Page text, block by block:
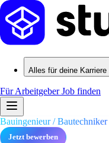
Alles für deine Karriere
Für ArbeitgeberJob finden
Bauingenieur /
Jetzt bewerben